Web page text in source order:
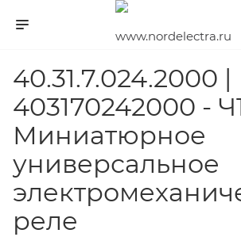
40.31.7.024.2000 |
403170242000 -
Миниатюрное
универсальное
реле